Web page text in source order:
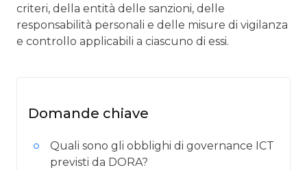
criteri, della entità delle sanzioni, delle
responsabilità personali e delle misure di vigilanza
e controllo applicabili a ciascuno di essi.
Domande chiave
Quali sono gli obblighi di governance ICT
previsti da DORA?